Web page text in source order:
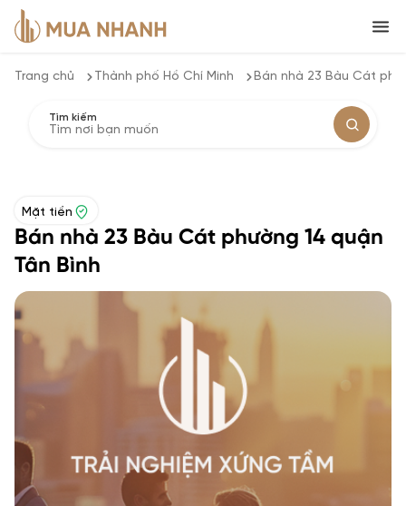
Trang chủ Thành phố Hồ Chí Minh Bán nhà 23 Bàu Cát
Tìm kiếm
Mặt tiền
Bán nhà 23 Bàu Cát phường 14 quận
Tân Bình